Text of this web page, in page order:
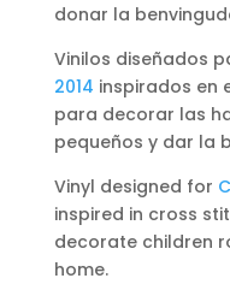
donar la
Vinilos diseñados
2014 inspirados en
para decorar las
pequeños y dar la
Vinyl designed for
inspired in cross
decorate children
home.